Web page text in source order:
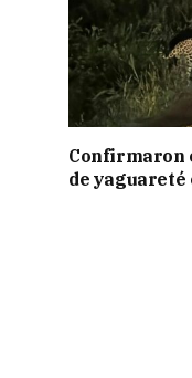
Confirmaron
de yaguareté